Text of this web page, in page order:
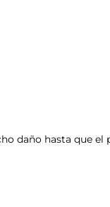
daño hasta que